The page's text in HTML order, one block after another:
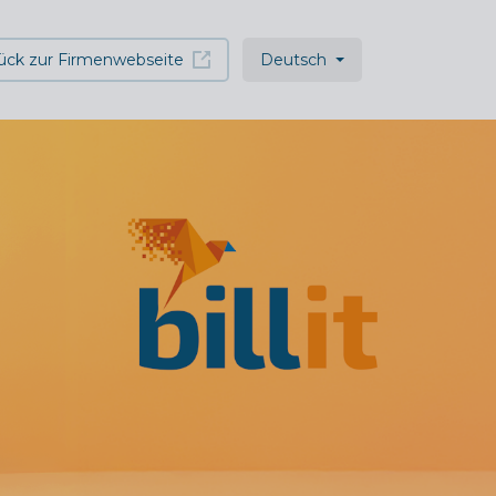
zur Firmenwebseite Deutsch